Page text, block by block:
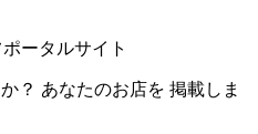
ータルサイト
？ あなたのお店を 掲載しま